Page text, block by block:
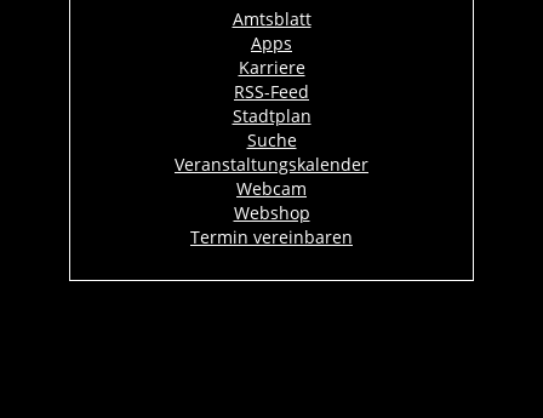
Amtsblatt
Apps
Karriere
RSS-Feed
Stadtplan
Suche
Veranstaltungskalender
Webcam
Webshop
Termin vereinbaren